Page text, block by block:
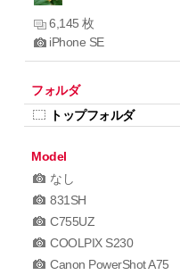
6,145 枚
iPhone SE
フォルダ
トップフォルダ
Model
なし
831SH
C755UZ
COOLPIX S230
Canon PowerShot A75